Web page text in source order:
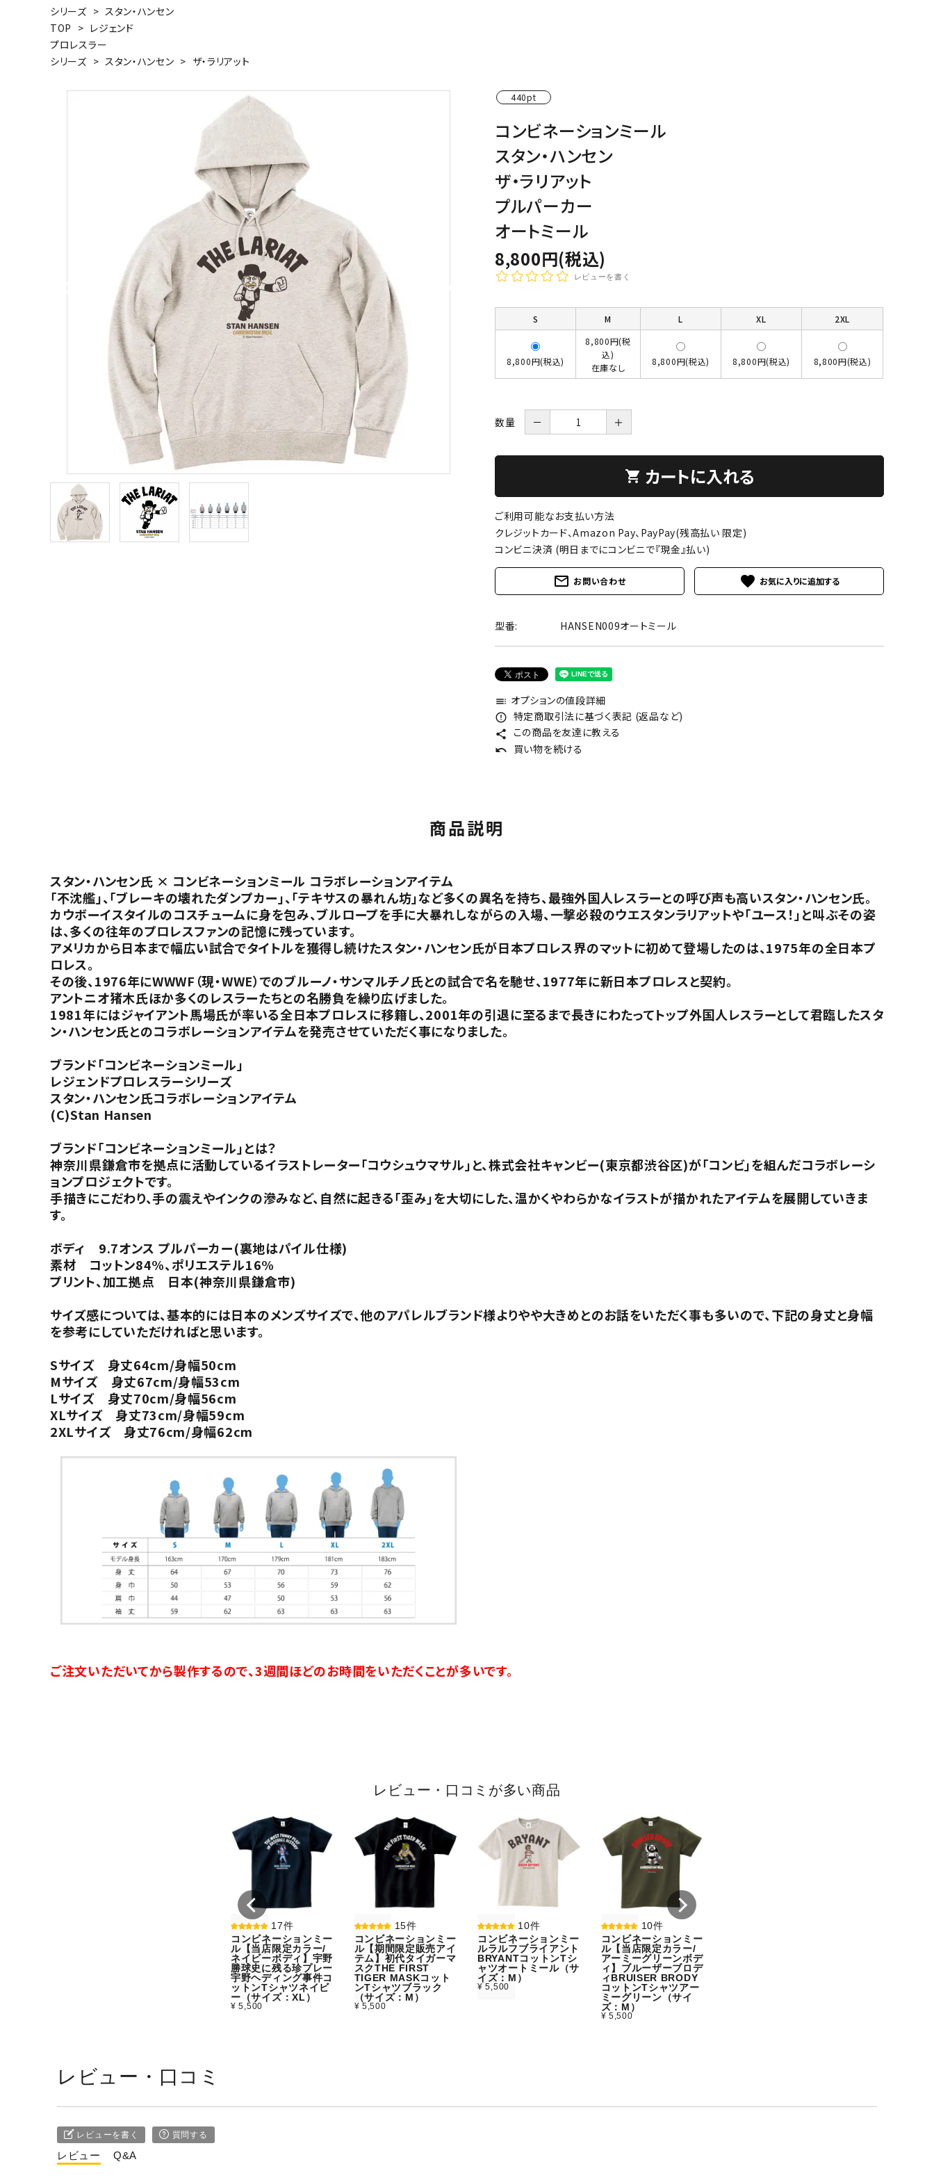
キャンベル料理長
シリーズ > スタン・ハンセン
TOP > レジェンド
プロレスラー
シリーズ > スタン・ハンセン > ザ・ラリアット
440pt
コンビネーションミール
スタン・ハンセン
ザ・ラリアット
プルパーカー
オートミール
8,800円(税込)
レビューを書く
S M L XL 2XL
8,800円(税込)
8,800円(税
込)
在庫なし
8,800円(税込) 8,800円(税込) 8,800円(税込)
数量 － ＋
shopping_cart カートに入れる
ご利用可能なお支払い方法
クレジットカード、Amazon Pay、PayPay(残高払い 限定)
コンビニ決済 (明日までにコンビニで『現金』払い)
mail_outline お問い合わせ favorite
型番: HANSEN009オートミール
toc オプションの値段詳細
error_outline 特定商取引法に基づく表記 (返品など)
share この商品を友達に教える
undo 買い物を続ける
商品説明
スタン・ハンセン氏 × コンビネーションミール コラボレーションアイテム
「不沈艦」、「ブレーキの壊れたダンプカー」、「テキサスの暴れん坊」など多くの異名を持ち、最強外国人レスラーとの呼び声も高いスタン・ハンセン氏。
カウボーイスタイルのコスチュームに身を包み、ブルロープを手に大暴れしながらの入場、一撃必殺のウエスタンラリアットや「ユース！」と叫ぶその姿
は、多くの往年のプロレスファンの記憶に残っています。
アメリカから日本まで幅広い試合でタイトルを獲得し続けたスタン・ハンセン氏が日本プロレス界のマットに初めて登場したのは、1975年の全日本プ
ロレス。
その後、1976年にWWWF（現・WWE）でのブルーノ・サンマルチノ氏との試合で名を馳せ、1977年に新日本プロレスと契約。
アントニオ猪木氏ほか多くのレスラーたちとの名勝負を繰り広げました。
1981年にはジャイアント馬場氏が率いる全日本プロレスに移籍し、2001年の引退に至るまで長きにわたってトップ外国人レスラーとして君臨したスタ
ン・ハンセン氏とのコラボレーションアイテムを発売させていただく事になりました。
ブランド「コンビネーションミール」
レジェンドプロレスラーシリーズ
スタン・ハンセン氏コラボレーションアイテム
(C)Stan Hansen
ブランド「コンビネーションミール」とは？
神奈川県鎌倉市を拠点に活動しているイラストレーター「コウシュウマサル」と、株式会社キャンビー(東京都渋谷区)が「コンビ」を組んだコラボレーシ
ョンプロジェクトです。
手描きにこだわり、手の震えやインクの滲みなど、自然に起きる「歪み」を大切にした、温かくやわらかなイラストが描かれたアイテムを展開していきま
す。
ボディ 9.7オンス プルパーカー(裏地はパイル仕様)
素材 コットン84%、ポリエステル16%
プリント、加工拠点 日本(神奈川県鎌倉市)
サイズ感については、基本的には日本のメンズサイズで、他のアパレルブランド様よりやや大きめとのお話をいただく事も多いので、下記の身丈と身幅
を参考にしていただければと思います。
Sサイズ 身丈64cm/身幅50cm
Mサイズ 身丈67cm/身幅53cm
Lサイズ 身丈70cm/身幅56cm
XLサイズ 身丈73cm/身幅59cm
2XLサイズ 身丈76cm/身幅62cm
ご注文いただいてから製作するので、3週間ほどのお時間をいただくことが多いです。
レビュー・口コミが多い商品
17件
コンビネーションミー
ル【当店限定カラー/
ネイビーボディ】宇野
勝球史に残る珍プレー
宇野ヘディング事件コ
ットンTシャツネイビ
ー（サイズ：XL）
¥ 5,500
15件
コンビネーションミー
ル【期間限定販売アイ
テム】初代タイガーマ
スクTHE FIRST
TIGER MASKコット
ンTシャツブラック
（サイズ：M）
¥ 5,500
10件
コンビネーションミー
ルラルフブライアント
BRYANTコットンTシ
ャツオートミール（サ
イズ：M）
¥ 5,500
10件
コンビネーションミー
ル【当店限定カラー/
アーミーグリーンボデ
ィ】ブルーザーブロデ
ィBRUISER BRODY
コットンTシャツアー
ミーグリーン（サイ
ズ：M）
¥ 5,500
レビュー・口コミ
レビューを書く 質問する
レビュー Q&A